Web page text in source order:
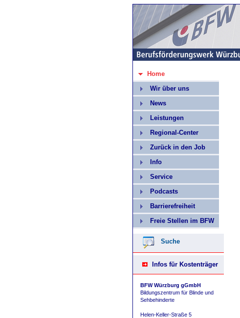
Home
Wir über uns
News
Leistungen
Regional-Center
Zurück in den Job
Info
Service
Podcasts
Barrierefreiheit
Freie Stellen im BFW
Suche
Infos für Kostenträger
BFW Würzburg gGmbH
Bildungszentrum für Blinde und
Sehbehinderte
Helen-Keller-Straße 5